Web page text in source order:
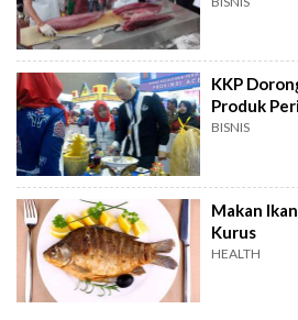
KKP
Produk
BISNIS
Makan
Kurus
HEALTH